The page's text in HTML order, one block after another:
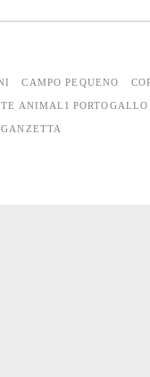
CAMPO PEQUENO
ANIMALI PORTOGALLO